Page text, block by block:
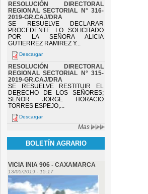
RESOLUCIÓN DIRECTORAL
REGIONAL SECTORIAL N° 316-
2019-GR.CAJ/DRA
SE RESUELVE DECLARAR
PROCEDENTE LO SOLICITADO
POR LA SEÑORA ALICIA
GUTIERREZ RAMIREZ Y...
Descargar
RESOLUCIÓN DIRECTORAL
REGIONAL SECTORIAL N° 315-
2019-GR.CAJ/DRA
SE RESUELVE RESTITUIR EL
DERECHO DE LOS SEÑORES;
SEÑOR JORGE HORACIO
TORRES ESPEJO,...
Descargar
Mas
BOLETÍN AGRARIO
VICIA INIA 906 - CAXAMARCA
13/05/2019 - 15:17